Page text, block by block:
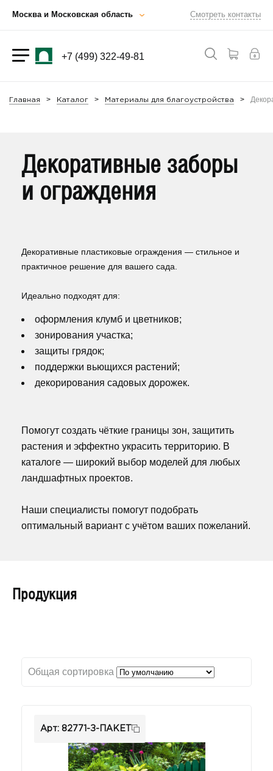
Москва и Московская область Смотреть контакты
+7 (499) 322-49-81
Главная Каталог Материалы для благоустройства
Декоративные заборы
и ограждения
Декоративные пластиковые ограждения — стильное и
практичное решение для вашего сада.
Идеально подходят для:
оформления клумб и цветников;
зонирования участка;
защиты грядок;
поддержки вьющихся растений;
декорирования садовых дорожек.
Помогут создать чёткие границы зон, защитить
растения и эффектно украсить территорию. В
каталоге — широкий выбор моделей для любых
ландшафтных проектов.
Наши специалисты помогут подобрать
оптимальный вариант с учётом ваших пожеланий.
Продукция
Общая сортировка
Арт: 82771-З-ПАКЕТ